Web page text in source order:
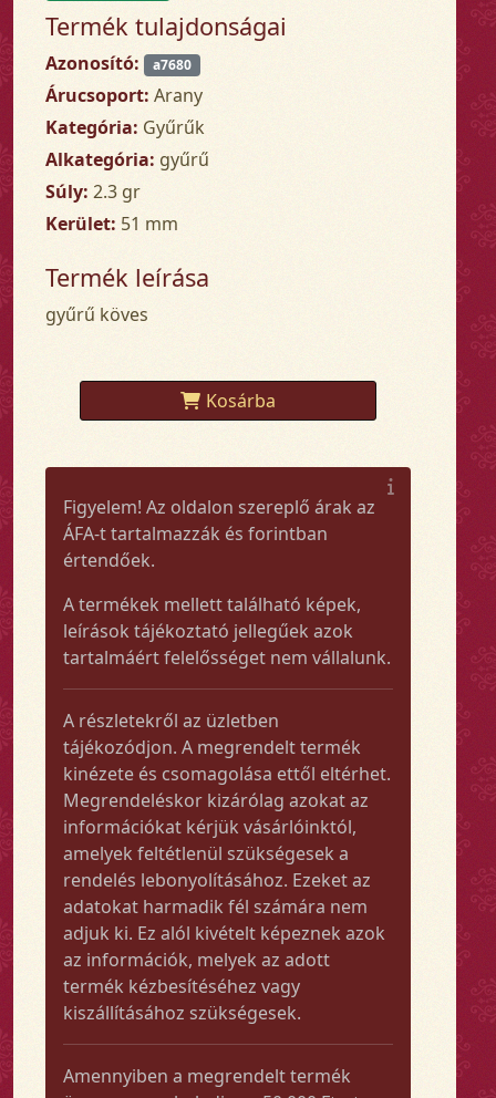
Termék tulajdonságai
Azonosító: a7680
Árucsoport: Arany
Kategória: Gyűrűk
Alkategória: gyűrű
Súly: 2.3 gr
Kerület: 51 mm
Termék leírása
gyűrű köves
Kosárba
Figyelem! Az oldalon szereplő árak az
ÁFA-t tartalmazzák és forintban
értendőek.
A termékek mellett található képek,
leírások tájékoztató jellegűek azok
tartalmáért felelősséget nem vállalunk.
A részletekről az üzletben
tájékozódjon. A megrendelt termék
kinézete és csomagolása ettől eltérhet.
Megrendeléskor kizárólag azokat az
információkat kérjük vásárlóinktól,
amelyek feltétlenül szükségesek a
rendelés lebonyolításához. Ezeket az
adatokat harmadik fél számára nem
adjuk ki. Ez alól kivételt képeznek azok
az információk, melyek az adott
termék kézbesítéséhez vagy
kiszállításához szükségesek.
Amennyiben a megrendelt termék